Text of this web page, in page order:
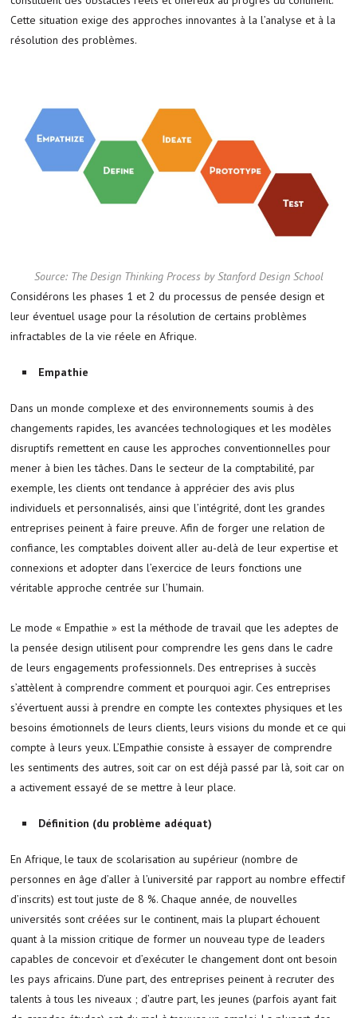
Cette situation exige des approches innovantes à la l’analyse et à la
résolution des problèmes.
Source: The Design Thinking Process by Stanford Design School
Considérons les phases 1 et 2 du processus de pensée design et
leur éventuel usage pour la résolution de certains problèmes
infractables de la vie réele en Afrique.
Empathie
Dans un monde complexe et des environnements soumis à des
changements rapides, les avancées technologiques et les modèles
disruptifs remettent en cause les approches conventionnelles pour
mener à bien les tâches. Dans le secteur de la comptabilité, par
exemple, les clients ont tendance à apprécier des avis plus
individuels et personnalisés, ainsi que l’intégrité, dont les grandes
entreprises peinent à faire preuve. Afin de forger une relation de
confiance, les comptables doivent aller au-delà de leur expertise et
connexions et adopter dans l’exercice de leurs fonctions une
véritable approche centrée sur l’humain.
Le mode « Empathie » est la méthode de travail que les adeptes de
la pensée design utilisent pour comprendre les gens dans le cadre
de leurs engagements professionnels. Des entreprises à succès
s’attèlent à comprendre comment et pourquoi agir. Ces entreprises
s’évertuent aussi à prendre en compte les contextes physiques et les
besoins émotionnels de leurs clients, leurs visions du monde et ce qui
compte à leurs yeux. L’Empathie consiste à essayer de comprendre
les sentiments des autres, soit car on est déjà passé par là, soit car on
a activement essayé de se mettre à leur place.
Définition (du problème adéquat)
En Afrique, le taux de scolarisation au supérieur (nombre de
personnes en âge d’aller à l’université par rapport au nombre effectif
d’inscrits) est tout juste de 8 %. Chaque année, de nouvelles
universités sont créées sur le continent, mais la plupart échouent
quant à la mission critique de former un nouveau type de leaders
capables de concevoir et d’exécuter le changement dont ont besoin
les pays africains. D’une part, des entreprises peinent à recruter des
talents à tous les niveaux ; d’autre part, les jeunes (parfois ayant fait